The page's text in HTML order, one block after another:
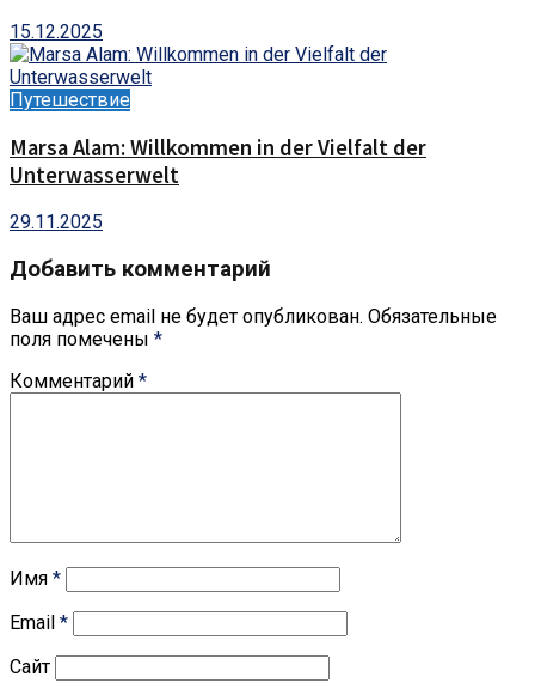
15.12.2025
Путешествие
Marsa Alam: Willkommen in der Vielfalt der
Unterwasserwelt
29.11.2025
Добавить комментарий
Ваш адрес email не будет опубликован. Обязательные
поля помечены *
Комментарий *
Имя *
Email *
Сайт